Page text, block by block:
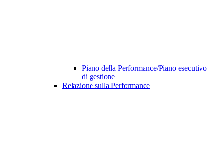
Piano della Performance/Piano esecutivo
di gestione
Relazione sulla Performance